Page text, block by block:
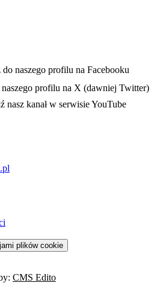
się w nowej karcie
do naszego profilu na Facebooku
karcie
naszego profilu na X (dawniej Twitter)
się w nowej karcie
nasz kanał w serwisie YouTube
plików cookie
CMS Edito